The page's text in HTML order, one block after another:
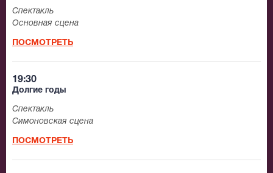
Спектакль
Основная сцена
ПОСМОТРЕТЬ
19:30
Долгие годы
Спектакль
Симоновская сцена
ПОСМОТРЕТЬ